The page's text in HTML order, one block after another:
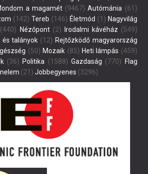
a magamét (9467) Autómánia (61)
(142) Tereb (146) Életmód (1) Nagyvilág
(440) Nézőpont(2) Irodalmi kávéház (549)
és talányok (12) Rejtőzködő magyarország
(50) Mozaik (85) Heti lámpás (459)
(36) Politika (1588) Gazdaság (770)
Flag
(21) Jobbegyenes (3296)